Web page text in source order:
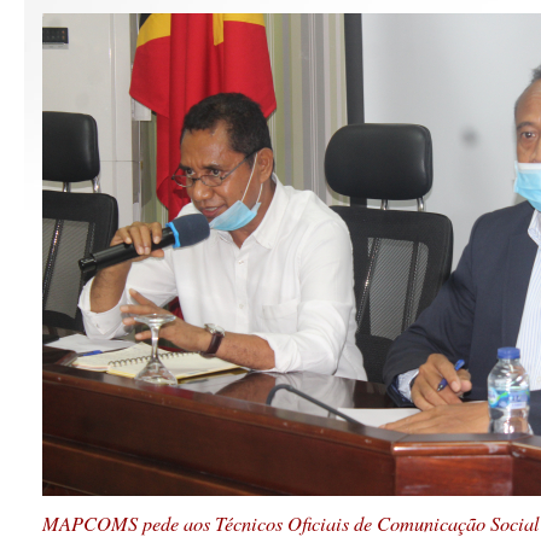
MAPCOMS pede aos Técnicos Oficiais de Comunicação